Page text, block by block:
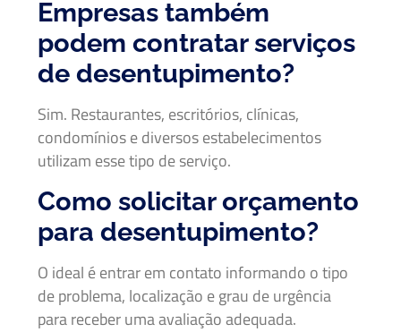
Empresas também
podem contratar serviços
de desentupimento?
Sim. Restaurantes, escritórios, clínicas,
condomínios e diversos estabelecimentos
utilizam esse tipo de serviço.
Como solicitar orçamento
para desentupimento?
O ideal é entrar em contato informando o tipo
de problema, localização e grau de urgência
para receber uma avaliação adequada.